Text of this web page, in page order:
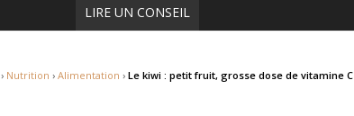
LIRE UN CONSEIL
› Nutrition › Alimentation › Le kiwi : petit fruit, grosse dose de vitamine C